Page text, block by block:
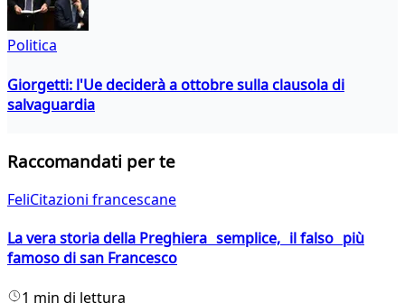
Politica
Giorgetti: l'Ue deciderà a ottobre sulla clausola di
salvaguardia
Raccomandati per te
FeliCitazioni francescane
La vera storia della Preghiera semplice, il falso più
famoso di san Francesco
1 min di lettura